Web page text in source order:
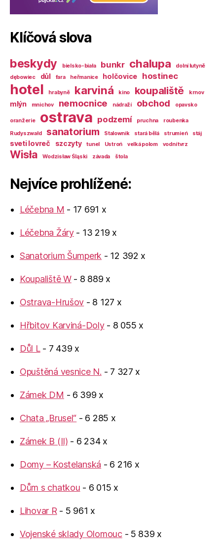
Klíčová slova
beskydy bielsko-biała bunkr chalupa
dolní lutyně
dębowiec
důl fara heřmanice holčovice hostinec
hotel hrabyně karviná kino koupaliště krnov
mlýn mnichov nemocnice nádraží obchod opavsko
oranžerie ostrava podzemí pruchna
roubenka
Rudyszwałd
sanatorium Stalownik stará bělá strumień stáj
sveti lovreč szczyty tunel Ustroń velká polom vodní tvrz
Wisła Wodzisław Śląski závada štola
Nejvíce prohlížené:
Léčebna M - 17 691 x
Léčebna Žáry- 13 219 x
Sanatorium Šumperk - 12 392 x
Koupaliště W- 8 889 x
Ostrava-Hrušov - 8 127 x
Hřbitov Karviná-Doly- 8 055 x
Důl L- 7 439 x
Opuštěná vesnice N. - 7 327 x
Zámek DM - 6 399 x
Chata „Brusel“ - 6 285 x
Zámek B (II) - 6 234 x
Domy – Kostelanská - 6 216 x
Dům s chatkou - 6 015 x
Lihovar R - 5 961 x
Vojenské sklady Olomouc- 5 839 x